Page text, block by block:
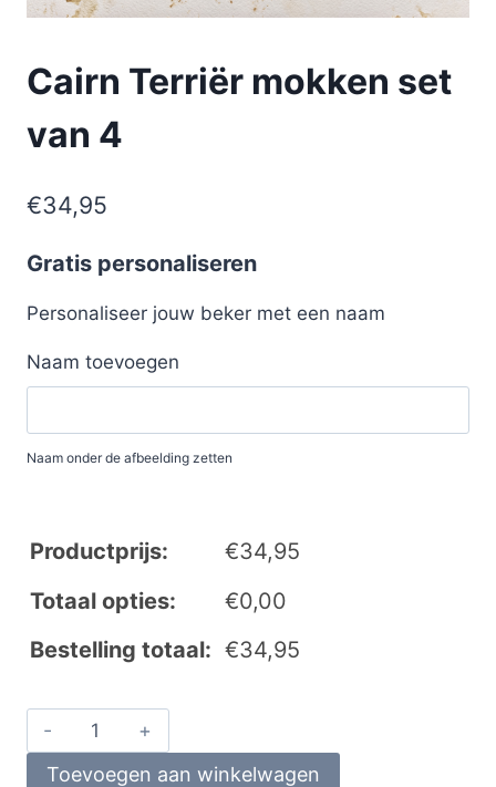
Cairn Terriër mokken set
van 4
€34,95
Gratis personaliseren
Personaliseer jouw beker met een naam
Naam toevoegen
Naam onder de afbeelding zetten
Productprijs: €34,95
Totaal opties:
€0,00
Bestelling totaal: €34,95
Toevoegen aan winkelwagen